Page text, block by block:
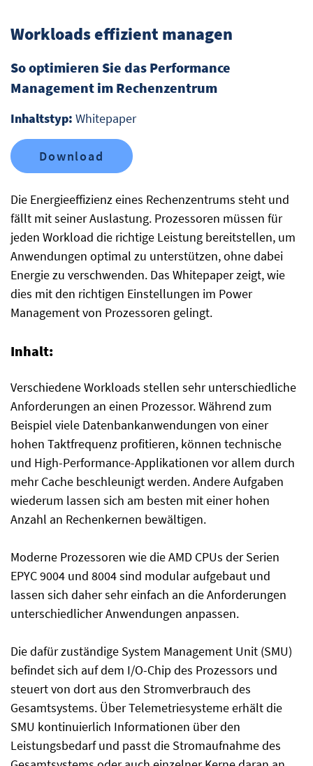
Die Energieeffizienz eines Rechenzentrums steht und
fällt mit seiner Auslastung. Prozessoren müssen für
jeden Workload die richtige Leistung bereitstellen, um
Anwendungen optimal zu unterstützen, ohne dabei
Energie zu verschwenden. Das Whitepaper zeigt, wie
dies mit den richtigen Einstellungen im Power
Management von Prozessoren gelingt.
Inhalt:
Verschiedene Workloads stellen sehr unterschiedliche
Anforderungen an einen Prozessor. Während zum
Beispiel viele Datenbankanwendungen von einer
hohen Taktfrequenz profitieren, können technische
und High-Performance-Applikationen vor allem durch
mehr Cache beschleunigt werden. Andere Aufgaben
wiederum lassen sich am besten mit einer hohen
Anzahl an Rechenkernen bewältigen.
Moderne Prozessoren wie die AMD CPUs der Serien
EPYC 9004 und 8004 sind modular aufgebaut und
lassen sich daher sehr einfach an die Anforderungen
unterschiedlicher Anwendungen anpassen.
Die dafür zuständige System Management Unit (SMU)
befindet sich auf dem I/O-Chip des Prozessors und
steuert von dort aus den Stromverbrauch des
Gesamtsystems. Über Telemetriesysteme erhält die
SMU kontinuierlich Informationen über den
Leistungsbedarf und passt die Stromaufnahme des
Workloads effizient managen
So optimieren Sie das Performance
Management im Rechenzentrum
Inhaltstyp: Whitepaper
Download